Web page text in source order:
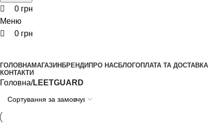
0 грн
Меню
0 грн
ГОЛОВНАМАГАЗИН БРЕНДИ ПРО НАСБЛОГОПЛАТА ТА ДОСТАВКА
КОНТАКТИ
Головна LEETGUARD